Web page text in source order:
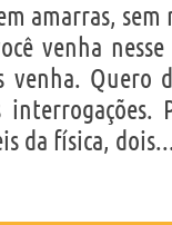
amarras,
venha
venha. Quero
da física,